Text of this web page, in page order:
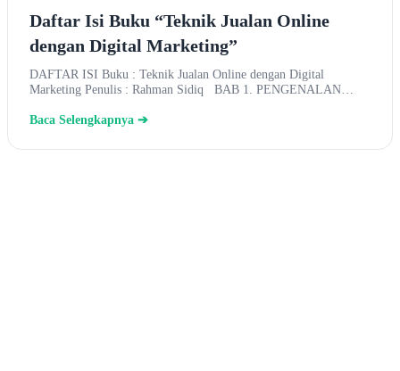
Daftar Isi Buku “Teknik Jualan Online
dengan Digital Marketing”
DAFTAR ISI Buku : Teknik Jualan Online dengan Digital
Marketing Penulis : Rahman Sidiq BAB 1. PENGENALAN…
Baca Selengkapnya ➔